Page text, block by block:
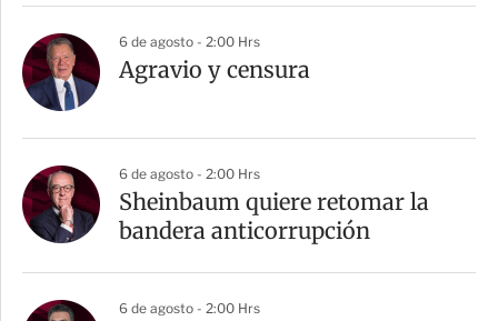
6 de agosto - 2:00 Hrs
Agravio y censura
6 de agosto - 2:00 Hrs
Sheinbaum quiere retomar la
bandera anticorrupción
6 de agosto - 2:00 Hrs